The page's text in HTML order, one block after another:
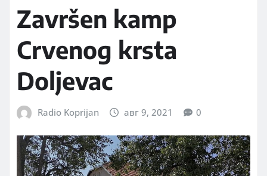
Završen kamp
Crvenog krsta
Doljevac
Radio Koprijan авг 9, 2021 0